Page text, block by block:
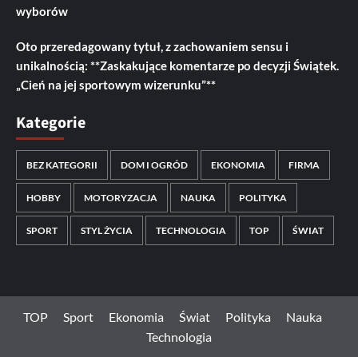
wyborów
Oto przeredagowany tytuł, z zachowaniem sensu i
unikalnością: **Zaskakujące komentarze po decyzji Świątek.
„Cień na jej sportowym wizerunku”**
Kategorie
BEZ KATEGORII DOM I OGRÓD EKONOMIA FIRMA
HOBBY MOTORYZACJA NAUKA POLITYKA
SPORT STYL ŻYCIA TECHNOLOGIA TOP ŚWIAT
TOP Sport Ekonomia Świat Polityka
Nauka
Technologia